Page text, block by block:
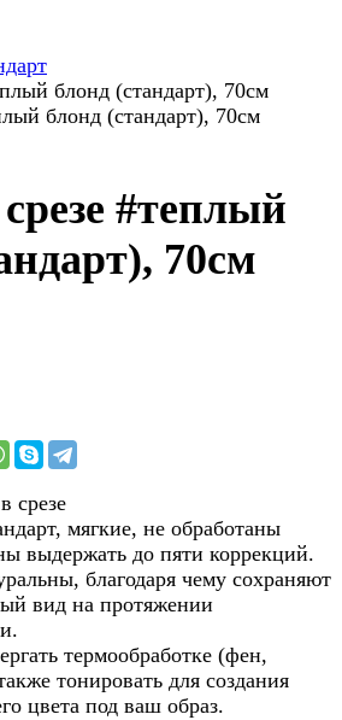
блонд (стандарт), 70см
блонд (стандарт), 70см
#теплый
70см
срезе
мягкие, не обработаны
выдержать до пяти коррекций.
благодаря чему сохраняют
вид на протяжении
термообработке (фен,
тонировать для создания
цвета под ваш образ.